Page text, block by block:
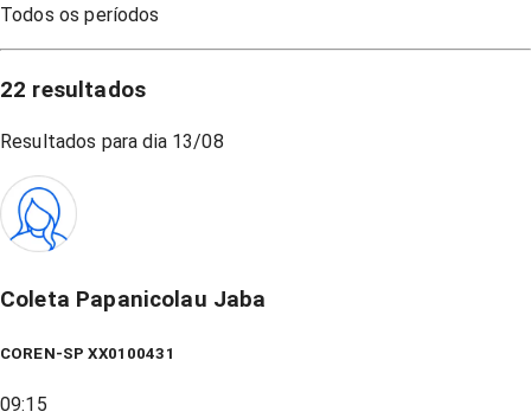
Todos os períodos
22 resultados
Resultados para dia 13/08
Coleta Papanicolau Jaba
COREN-SP XX0100431
09:15